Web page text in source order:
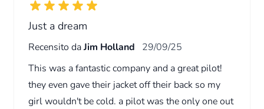
Just a dream
Recensito daJim Holland
29/09/25
This was a fantastic company and a great pilot!
they even gave their jacket off their back so my
girl wouldn't be cold. a pilot was the only one out